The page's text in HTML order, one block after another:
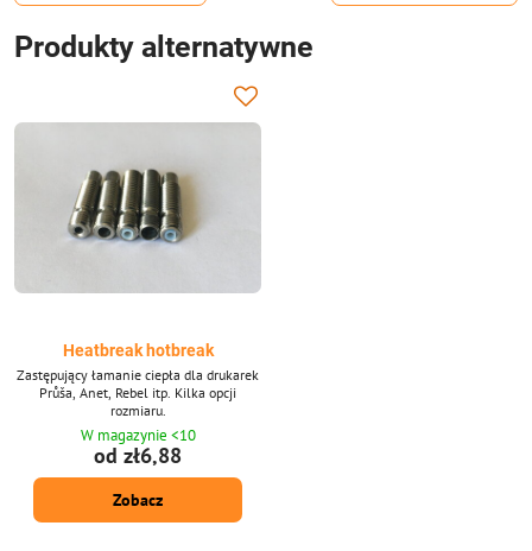
Produkty alternatywne
Heatbreak hotbreak
Zastępujący łamanie ciepła dla drukarek
Průša, Anet, Rebel itp. Kilka opcji
rozmiaru.
W magazynie <10
od zł6,88
Zobacz